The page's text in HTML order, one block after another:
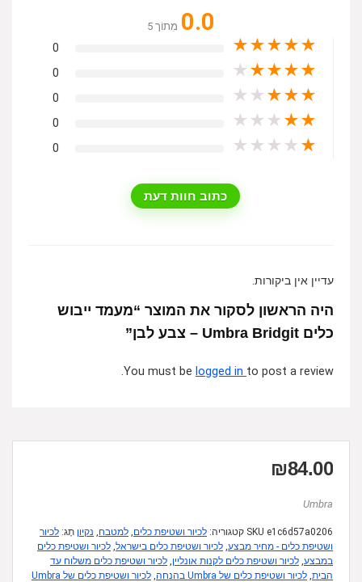
0.0 מִתוֹך 5
★
★
★
★
★
0
★
★
★
★
★
0
★
★
★
★
★
0
★
★
★
★
★
0
★
★
★
★
★
0
כתוב חוות דעת
עדיין אין ביקורות.
היה הראשון לסקור את המוצר “מעמד ייבוש
כלים Umbra Bridgit – צבע לבן”
You must be logged in to post a review.
₪84.00
Umbra
SKU e1c6d57a0206 קטגוריה: לכיור ושטיפת כלים, למטבח, נקיון תָג: לכיור
ושטיפת כלים - מחיר מבצע, לכיור ושטיפת כלים בישראל, לכיור ושטיפת כלים
במבצע, לכיור ושטיפת כלים לקנות אונליין, לכיור ושטיפת כלים משלוח עד
הבית, לכיור ושטיפת כלים של Umbra בהנחה , לכיור ושטיפת כלים של Umbra